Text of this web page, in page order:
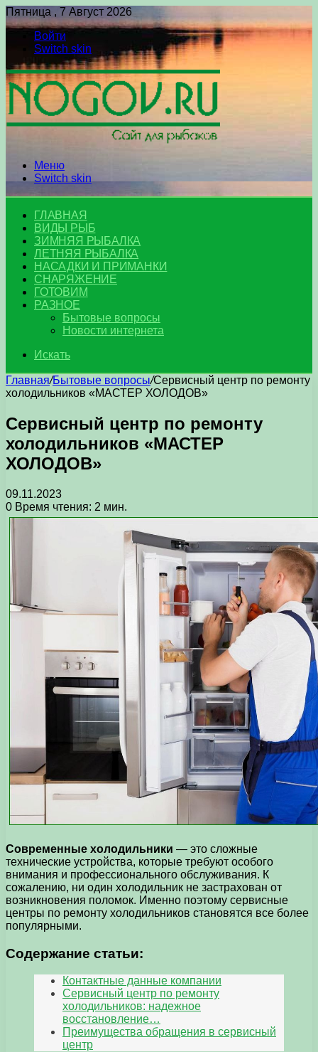
Пятница , 7 Август 2026
Войти
Switch skin
Меню
Switch skin
ГЛАВНАЯ
ВИДЫ РЫБ
ЗИМНЯЯ РЫБАЛКА
ЛЕТНЯЯ РЫБАЛКА
НАСАДКИ И ПРИМАНКИ
СНАРЯЖЕНИЕ
ГОТОВИМ
РАЗНОЕ
Бытовые вопросы
Новости интернета
Искать
Главная/Бытовые вопросы/Сервисный центр по ремонту
холодильников «МАСТЕР ХОЛОДОВ»
Сервисный центр по ремонту
холодильников «МАСТЕР
ХОЛОДОВ»
09.11.2023
0 Время чтения: 2 мин.
Современные холодильники — это сложные
технические устройства, которые требуют особого
внимания и профессионального обслуживания. К
сожалению, ни один холодильник не застрахован от
возникновения поломок. Именно поэтому сервисные
центры по ремонту холодильников становятся все более
популярными.
Содержание статьи:
Контактные данные компании
Сервисный центр по ремонту
холодильников: надежное
восстановление…
Преимущества обращения в сервисный
центр